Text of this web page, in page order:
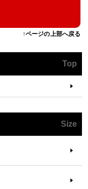
↑ページの上部へ戻る
Top
Size